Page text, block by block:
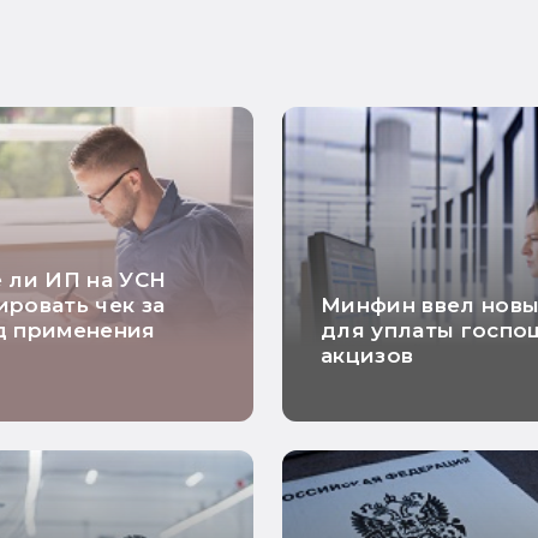
ли ИП на УСН
чек за
применения
Минфин ввел
для уплаты
акцизов